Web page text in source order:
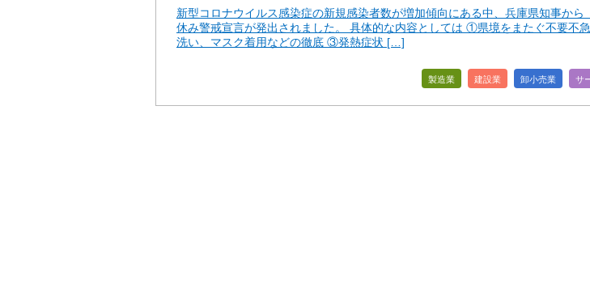
新型コロナウイルス感染症の新規感染者数が増加傾向にある中、兵庫県知事か
休み警戒宣言が発出されました。 具体的な内容としては ①県境をまたぐ不要不
洗い、マスク着用などの徹底 ③発熱症状 […]
製造業 建設業 卸小売業 サ